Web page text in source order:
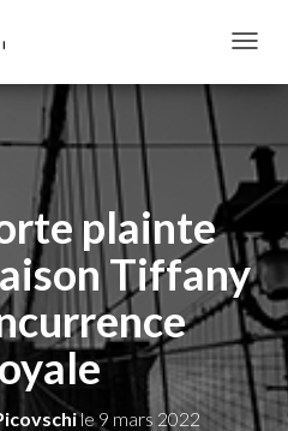
É
I
L
A
N
A
V
I
G
A
T
plainte
Tiffany
le9 mars 2022